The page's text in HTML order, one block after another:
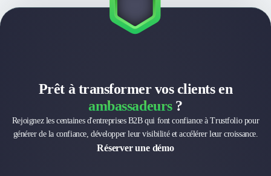
Banque
Gestion de trésorerie
Solutions de Paiement
UX & UI Design
Développement Web
Prêt à transformer vos clients en
ambassadeurs?
Rejoignez les centaines d'entreprises B2B qui font confiance à Trustfolio pour
générer de la confiance, développer leur visibilité et accélérer leur croissance.
Réserver une démo